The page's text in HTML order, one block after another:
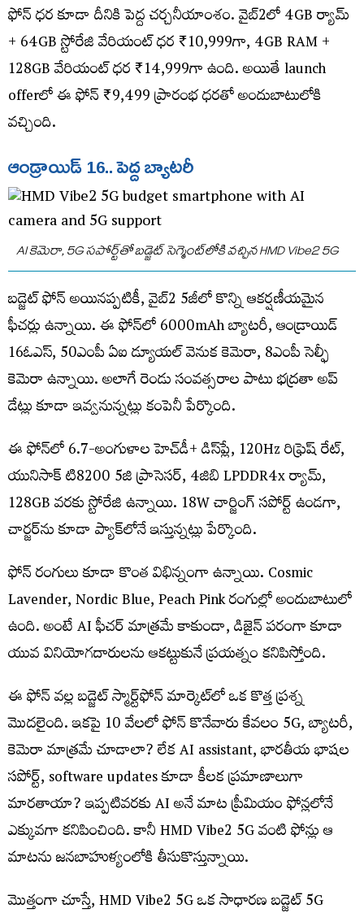
ఫోన్‌ ధర కూడా దీనికి పెద్ద చర్చనీయాంశం. వైబ్​2లో 4GB ర్యామ్​
+ 64GB స్టోరేజి వేరియంట్‌ ధర ₹10,999గా, 4GB RAM +
128GB వేరియంట్‌ ధర ₹14,999గా ఉంది. అయితే launch
offerలో ఈ ఫోన్‌ ₹9,499 ప్రారంభ ధరతో అందుబాటులోకి
వచ్చింది.
ఆండ్రాయిడ్​ 16..పెద్దబ్యాటరీ
AI కెమెరా, 5G సపోర్ట్‌తో బడ్జెట్‌ సెగ్మెంట్‌లోకి వచ్చిన HMD Vibe2 5G
బడ్జెట్‌ ఫోన్‌ అయినప్పటికీ, వైబ్​2 5జీలో కొన్ని ఆకర్షణీయమైన
ఫీచర్లు ఉన్నాయి. ఈ ఫోన్‌లో 6000mAh బ్యాటరీ, ఆండ్రాయిడ్​
16ఓఎస్​, 50ఎంపీ ఏఐ డ్యూయల్​ వెనుక కెమెరా, 8ఎంపీ సెల్ఫీ
కెమెరా ఉన్నాయి. అలాగే రెండు సంవత్సరాల పాటు భద్రతా అప్​
డేట్లు కూడా ఇవ్వనున్నట్లు కంపెనీ పేర్కొంది.
ఈ ఫోన్‌లో 6.7-అంగుళాల హెచ్​డీ+ డిస్​ప్లే, 120Hz రిఫ్రెష్​ రేట్​,
యునిసాక్​ టి8200 5జి ప్రాసెసర్​, 4జిబి LPDDR4x ర్యామ్​,
128GB వరకు స్టోరేజి ఉన్నాయి. 18W చార్జింగ్​ సపోర్ట్‌ ఉండగా,
చార్జర్​ను కూడా ప్యాక్​లోనే ఇస్తున్నట్లు పేర్కొంది.
ఫోన్​ రంగులు కూడా కొంత విభిన్నంగా ఉన్నాయి. Cosmic
Lavender, Nordic Blue, Peach Pink రంగుల్లో అందుబాటులో
ఉంది. అంటే AI ఫీచర్‌ మాత్రమే కాకుండా, డిజైన్‌ పరంగా కూడా
యువ వినియోగదారులను ఆకట్టుకునే ప్రయత్నం కనిపిస్తోంది.
ఈ ఫోన్‌ వల్ల బడ్జెట్‌ స్మార్ట్‌ఫోన్‌ మార్కెట్‌లో ఒక కొత్త ప్రశ్న
మొదలైంది. ఇకపై 10 వేలలో ఫోన్‌ కొనేవారు కేవలం 5G, బ్యాటరీ,
కెమెరా మాత్రమే చూడాలా? లేక AI assistant, భారతీయ భాషల
సపోర్ట్‌, software updates కూడా కీలక ప్రమాణాలుగా
మారతాయా? ఇప్పటివరకు AI అనే మాట ప్రీమియం ఫోన్లలోనే
ఎక్కువగా కనిపించింది. కానీ HMD Vibe2 5G వంటి ఫోన్లు ఆ
మాటను జనబాహుళ్యంలోకి తీసుకొస్తున్నాయి.
మొత్తంగా చూస్తే, HMD Vibe2 5G ఒక సాధారణ బడ్జెట్‌ 5G